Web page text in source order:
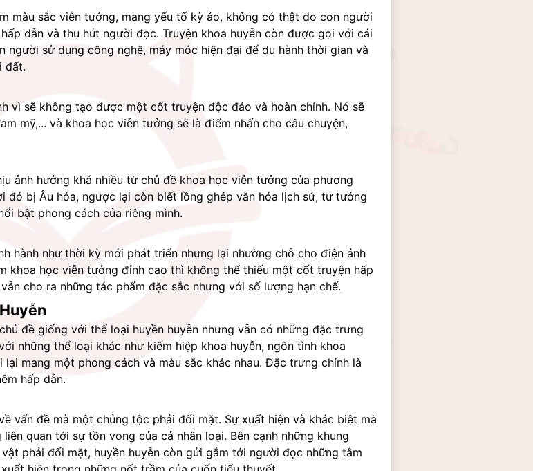
màu sắc viễn tưởng, mang yếu tố kỳ ảo, không có thật do con người
dẫn và thu hút người đọc. Truyện khoa huyễn còn được gọi với cái
sử dụng công nghệ, máy móc hiện đại để du hành thời gian và
đất.
vì sẽ không tạo được một cốt truyện độc đáo và hoàn chỉnh. Nó sẽ
mỹ,... và khoa học viễn tưởng sẽ là điểm nhấn cho câu chuyện,
ảnh hưởng khá nhiều từ chủ đề khoa học viễn tưởng của phương
đó bị Âu hóa, ngược lại còn biết lồng ghép văn hóa lịch sử, tư tưởng
bật phong cách của riêng mình.
hành như thời kỳ mới phát triển nhưng lại nhường chỗ cho điện ảnh
khoa học viễn tưởng đỉnh cao thì không thể thiếu một cốt truyện hấp
cho ra những tác phẩm đặc sắc nhưng với số lượng hạn chế.
đề giống với thể loại huyền huyễn nhưng vẫn có những đặc trưng
những thể loại khác như kiếm hiệp khoa huyễn, ngôn tình khoa
mang một phong cách và màu sắc khác nhau. Đặc trưng chính là
hấp dẫn.
vấn đề mà một chủng tộc phải đối mặt. Sự xuất hiện và khác biệt mà
quan tới sự tồn vong của cả nhân loại. Bên cạnh những khung
phải đối mặt, huyền huyễn còn gửi gắm tới người đọc những tâm